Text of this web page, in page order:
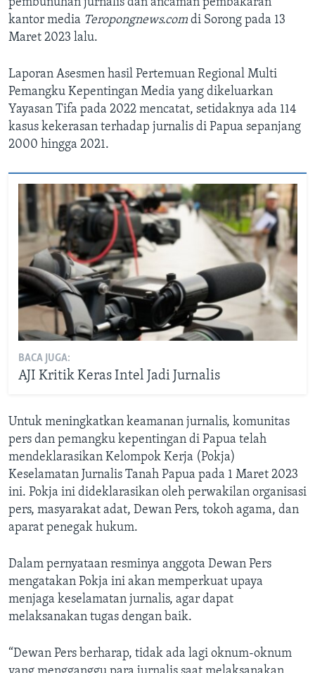
kantor media Teropongnews.com di Sorong pada 13
Maret 2023 lalu.
Laporan Asesmen hasil Pertemuan Regional Multi
Pemangku Kepentingan Media yang dikeluarkan
Yayasan Tifa pada 2022 mencatat, setidaknya ada 114
kasus kekerasan terhadap jurnalis di Papua sepanjang
2000 hingga 2021.
BACA JUGA:
AJI Kritik Keras Intel Jadi Jurnalis
Untuk meningkatkan keamanan jurnalis, komunitas
pers dan pemangku kepentingan di Papua telah
mendeklarasikan Kelompok Kerja (Pokja)
Keselamatan Jurnalis Tanah Papua pada 1 Maret 2023
ini. Pokja ini dideklarasikan oleh perwakilan organisasi
pers, masyarakat adat, Dewan Pers, tokoh agama, dan
aparat penegak hukum.
Dalam pernyataan resminya anggota Dewan Pers
mengatakan Pokja ini akan memperkuat upaya
menjaga keselamatan jurnalis, agar dapat
melaksanakan tugas dengan baik.
“Dewan Pers berharap, tidak ada lagi oknum-oknum